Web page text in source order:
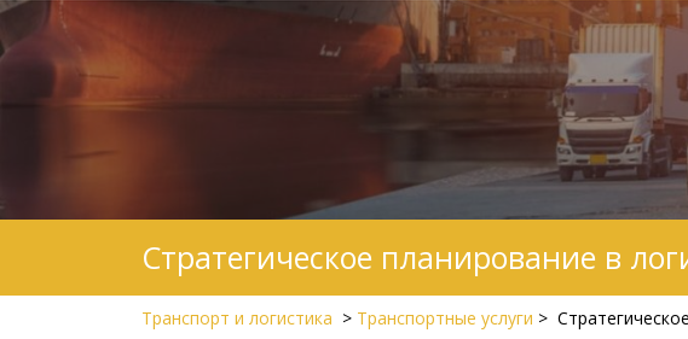
Стратегическое планирование в
Транспорт и логистика > Транспортные услуги >